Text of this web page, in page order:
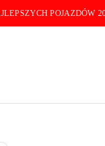
POJAZDÓW